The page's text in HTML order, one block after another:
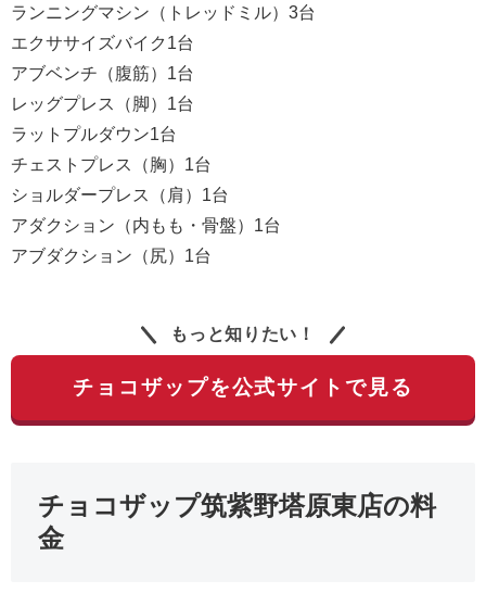
ランニングマシン（トレッドミル）3台
エクササイズバイク1台
アブベンチ（腹筋）1台
レッグプレス（脚）1台
ラットプルダウン1台
チェストプレス（胸）1台
ショルダープレス（肩）1台
アダクション（内もも・骨盤）1台
アブダクション（尻）1台
もっと知りたい！
チョコザップを公式サイトで見る
チョコザップ筑紫野塔原東店の料
金